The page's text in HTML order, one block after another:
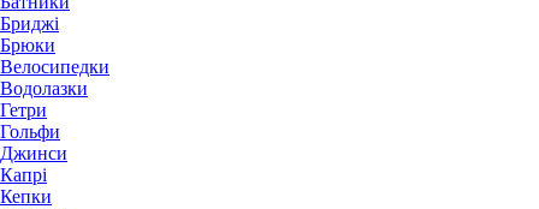
Бриджі
Брюки
Велосипедки
Водолазки
Гетри
Гольфи
Джинси
Капрі
Кепки